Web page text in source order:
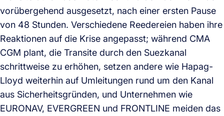
vorübergehend ausgesetzt, nach einer ersten Pause
von 48 Stunden. Verschiedene Reedereien haben ihre
Reaktionen auf die Krise angepasst; während CMA
CGM plant, die Transite durch den Suezkanal
schrittweise zu erhöhen, setzen andere wie Hapag-
Lloyd weiterhin auf Umleitungen rund um den Kanal
aus Sicherheitsgründen, und Unternehmen wie
EURONAV, EVERGREEN und FRONTLINE meiden das